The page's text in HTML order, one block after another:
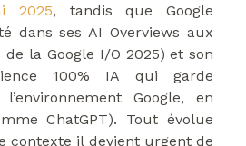
2025, tandis que Google
dans ses AI Overviews aux
de la Google I/O 2025) et son
100% IA qui garde
Google, en
ChatGPT). Tout évolue
contexte il devient urgent de